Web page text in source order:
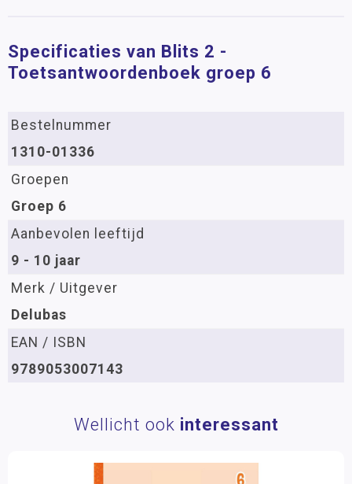
Specificaties van Blits 2 -
Toetsantwoordenboek groep 6
Bestelnummer
1310-01336
Groepen
Groep 6
Aanbevolen leeftijd
9 - 10 jaar
Merk / Uitgever
Delubas
EAN / ISBN
9789053007143
Wellicht ook interessant